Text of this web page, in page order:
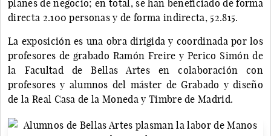
planes de negocio; en total, se han beneficiado de forma
directa 2.100 personas y de forma indirecta, 52.815.
La exposición es una obra dirigida y coordinada por los
profesores de grabado Ramón Freire y Perico Simón de
la Facultad de Bellas Artes en colaboración con
profesores y alumnos del máster de Grabado y diseño
de la Real Casa de la Moneda y Timbre de Madrid.